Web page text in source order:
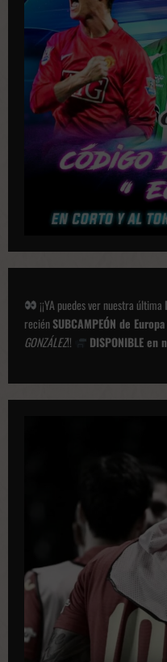
¡¡YA puedes ver nuestra última
reciénSUBCAMPEÓN de Europa
GONZÁLEZ!! DISPONIBLE